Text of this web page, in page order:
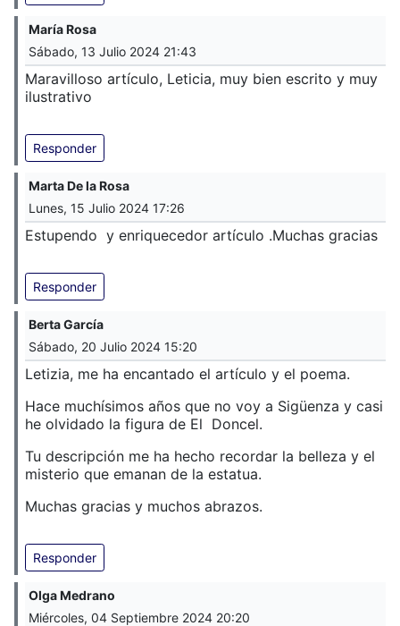
María Rosa
Sábado, 13 Julio 2024 21:43
Maravilloso artículo, Leticia, muy bien escrito y muy
ilustrativo
Responder
Marta De la Rosa
Lunes, 15 Julio 2024 17:26
Estupendo y enriquecedor artículo .Muchas gracias
Responder
Berta García
Sábado, 20 Julio 2024 15:20
Letizia, me ha encantado el artículo y el poema.
Hace muchísimos años que no voy a Sigüenza y casi
he olvidado la figura de El Doncel.
Tu descripción me ha hecho recordar la belleza y el
misterio que emanan de la estatua.
Muchas gracias y muchos abrazos.
Responder
Olga Medrano
Miércoles, 04 Septiembre 2024 20:20